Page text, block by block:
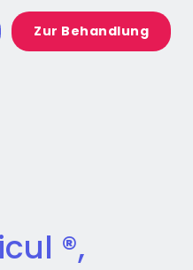
Zur Behandlung
®,